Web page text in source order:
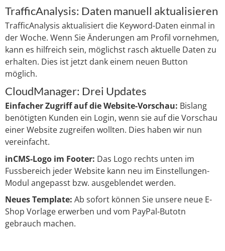
TrafficAnalysis: Daten manuell aktualisieren
TrafficAnalysis aktualisiert die Keyword-Daten einmal in
der Woche. Wenn Sie Änderungen am Profil vornehmen,
kann es hilfreich sein, möglichst rasch aktuelle Daten zu
erhalten. Dies ist jetzt dank einem neuen Button
möglich.
CloudManager: Drei Updates
Einfacher Zugriff auf die Website-Vorschau: Bislang
benötigten Kunden ein Login, wenn sie auf die Vorschau
einer Website zugreifen wollten. Dies haben wir nun
vereinfacht.
inCMS-Logo im Footer: Das Logo rechts unten im
Fussbereich jeder Website kann neu im Einstellungen-
Modul angepasst bzw. ausgeblendet werden.
Neues Template: Ab sofort können Sie unsere neue E-
Shop Vorlage erwerben und vom PayPal-Butotn
gebrauch machen.